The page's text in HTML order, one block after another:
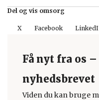
Del og vis omsorg
X Facebook
Få nyt fra os
nyhedsbrevet
Viden du kan bruge